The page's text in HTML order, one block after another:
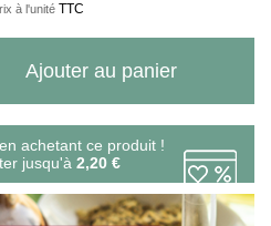
à l'unité TTC
Ajouter au panier
en achetant ce produit !
jusqu'à 2,20 €